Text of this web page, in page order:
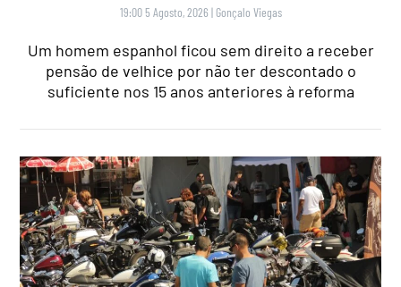
19:00 5 Agosto, 2026 | Gonçalo Viegas
Um homem espanhol ficou sem direito a receber
pensão de velhice por não ter descontado o
suficiente nos 15 anos anteriores à reforma